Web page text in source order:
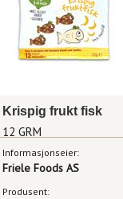
Krispig frukt fisk
12 GRM
Informasjonseier:
Friele Foods AS
Produsent: